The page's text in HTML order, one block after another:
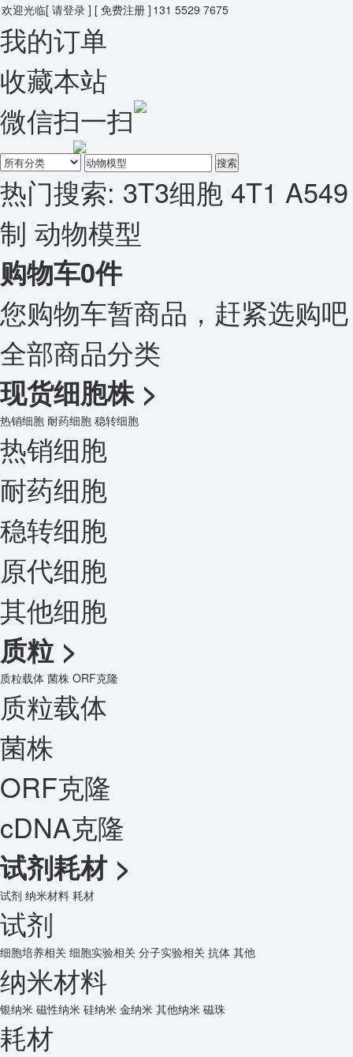
欢迎光临[ 请登录 ] [ 免费注册 ] 131 5529 7675
我的订单
收藏本站
微信扫一扫
搜索
热门搜索: 3T3细胞 4T1 A549
制 动物模型
购物车0件
您购物车暂商品，赶紧选购
全部商品分类
现货细胞株 >
热销细胞 耐药细胞 稳转细胞
热销细胞
耐药细胞
稳转细胞
原代细胞
其他细胞
质粒 >
质粒载体 菌株 ORF克隆
质粒载体
菌株
ORF克隆
cDNA克隆
试剂耗材 >
试剂 纳米材料 耗材
试剂
细胞培养相关 细胞实验相关 分子实验相关 抗体 其他
纳米材料
银纳米 磁性纳米 硅纳米 金纳米 其他纳米 磁珠
耗材